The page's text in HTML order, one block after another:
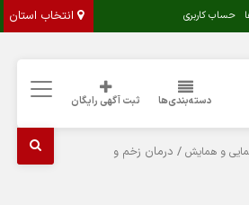
انتخاب استان حساب کاربری
دسته‌بندی‌ها ثبت آگهی رایگان
و همایش / درمان زخم و